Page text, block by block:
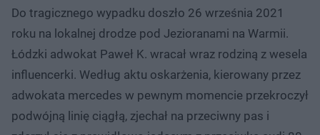
Do tragicznego wypadku doszło 26 września 2021
roku na lokalnej drodze pod Jezioranami na Warmii.
Łódzki adwokat Paweł K. wracał wraz rodziną z wesela
influencerki. Według aktu oskarżenia, kierowany przez
adwokata mercedes w pewnym momencie przekroczył
podwójną linię ciągłą, zjechał na przeciwny pas i